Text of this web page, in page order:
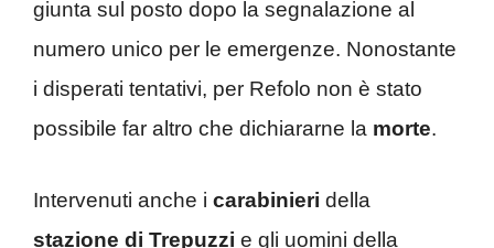
giunta sul posto dopo la segnalazione al
numero unico per le emergenze. Nonostante
i disperati tentativi, per Refolo non è stato
possibile far altro che dichiararne la morte.
Intervenuti anche i carabinieri della
stazione di Trepuzzi e gli uomini della